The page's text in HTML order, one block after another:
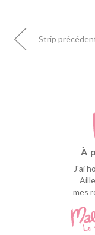
Strip
À
J'ai
mes